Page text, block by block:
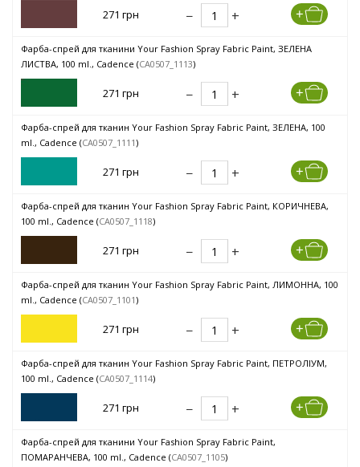
271 грн
Фарба-спрей для тканини Your Fashion Spray Fabric Paint, ЗЕЛЕНА
ЛИСТВА, 100 ml., Cadence (CA0507_1113)
271 грн
Фарба-спрей для тканин Your Fashion Spray Fabric Paint, ЗЕЛЕНА, 100
ml., Cadence (CA0507_1111)
271 грн
Фарба-спрей для тканин Your Fashion Spray Fabric Paint, КОРИЧНЕВА,
100 ml., Cadence (CA0507_1118)
271 грн
Фарба-спрей для тканин Your Fashion Spray Fabric Paint, ЛИМОННА, 100
ml., Cadence (CA0507_1101)
271 грн
Фарба-спрей для тканин Your Fashion Spray Fabric Paint, ПЕТРОЛІУМ,
100 ml., Cadence (CA0507_1114)
271 грн
Фарба-спрей для тканини Your Fashion Spray Fabric Paint,
ПОМАРАНЧЕВА, 100 ml., Cadence (CA0507_1105)